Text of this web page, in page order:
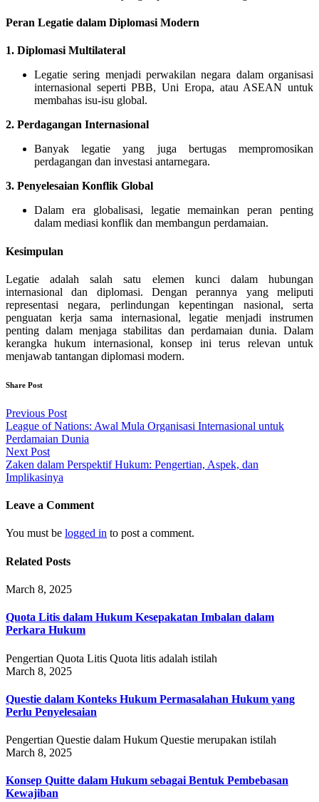
Peran Legatie dalam Diplomasi Modern
1. Diplomasi Multilateral
Legatie sering menjadi perwakilan negara dalam organisasi
internasional seperti PBB, Uni Eropa, atau ASEAN untuk
membahas isu-isu global.
2. Perdagangan Internasional
Banyak legatie yang juga bertugas mempromosikan
perdagangan dan investasi antarnegara.
3. Penyelesaian Konflik Global
Dalam era globalisasi, legatie memainkan peran penting
dalam mediasi konflik dan membangun perdamaian.
Kesimpulan
Legatie adalah salah satu elemen kunci dalam hubungan
internasional dan diplomasi. Dengan perannya yang meliputi
representasi negara, perlindungan kepentingan nasional, serta
penguatan kerja sama internasional, legatie menjadi instrumen
penting dalam menjaga stabilitas dan perdamaian dunia. Dalam
kerangka hukum internasional, konsep ini terus relevan untuk
menjawab tantangan diplomasi modern.
Share Post
Post
navigation
Previous Post
League of Nations: Awal Mula Organisasi Internasional untuk
Perdamaian Dunia
Next Post
Zaken dalam Perspektif Hukum: Pengertian, Aspek, dan
Implikasinya
Leave a Comment
You must be logged in to post a comment.
Related Posts
March 8, 2025
Quota Litis dalam Hukum Kesepakatan Imbalan dalam
Perkara Hukum
Pengertian Quota Litis Quota litis adalah istilah
March 8, 2025
Questie dalam Konteks Hukum Permasalahan Hukum yang
Perlu Penyelesaian
Pengertian Questie dalam Hukum Questie merupakan istilah
March 8, 2025
Konsep Quitte dalam Hukum sebagai Bentuk Pembebasan
Kewajiban